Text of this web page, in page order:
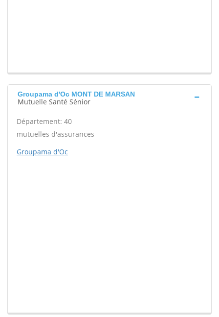
Groupama d'Oc MONT DE MARSAN
Mutuelle Santé Sénior
Département: 40
mutuelles d'assurances
Groupama d'Oc